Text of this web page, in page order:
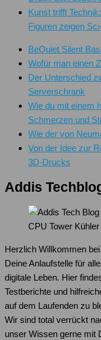
Kunst trifft
Figuren zeigen
BeQuiet Silent
Wofür man einen
Der Unterschied
Serverschrank
Wie du mit einem
Schmerzen und
Wie der von
Von der Idee zur
3D-Drucks
Addis
CPU Tower Kühler
Herzlich Willkommen
Deine Anlaufstelle für
digitale Leben. Hier
Testberichte und
auf dem Laufenden zu
Wir sind total verrückt
unser Wissen gerne mit